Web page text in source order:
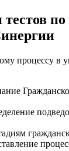
тестов
процессу в